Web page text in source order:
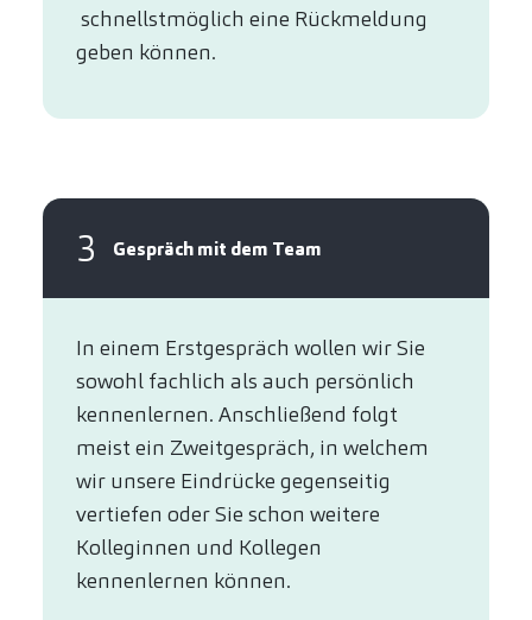
schnellstmöglich eine Rückmeldung
geben können.
3 Gespräch mit dem Team
In einem Erstgespräch wollen wir Sie
sowohl fachlich als auch persönlich
kennenlernen. Anschließend folgt
meist ein Zweitgespräch, in welchem
wir unsere Eindrücke gegenseitig
vertiefen oder Sie schon weitere
Kolleginnen und Kollegen
kennenlernen können.